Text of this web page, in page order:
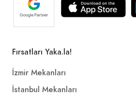
Fırsatları Yaka.la!
İzmir Mekanları
İstanbul Mekanları